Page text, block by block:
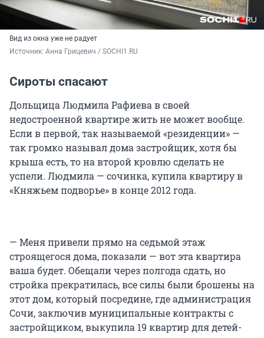
Вид из окна уже не радует
Источник: Анна Грицевич / SOCHI1.RU
Сироты спасают
Дольщица Людмила Рафиева в своей
недостроенной квартире жить не может вообще.
Если в первой, так называемой «резиденции» —
так громко называл дома застройщик, хотя бы
крыша есть, то на второй кровлю сделать не
успели. Людмила — сочинка, купила квартиру в
«Княжьем подворье» в конце 2012 года.
— Меня привели прямо на седьмой этаж
строящегося дома, показали — вот эта квартира
ваша будет. Обещали через полгода сдать, но
стройка прекратилась, все силы были брошены на
этот дом, который посредине, где администрация
Сочи, заключив муниципальные контракты с
застройщиком, выкупила 19 квартир для детей-